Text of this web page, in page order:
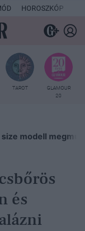
HOROSZKÓP
TAROT
GLAMOUR
20
modell
és